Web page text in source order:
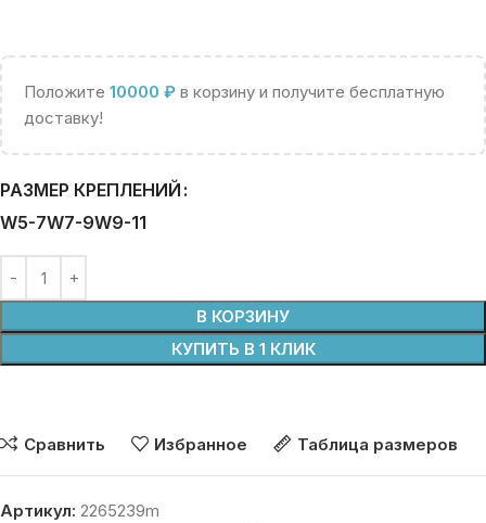
Положите 10000 ₽ в корзину и получите бесплатную
доставку!
РАЗМЕР КРЕПЛЕНИЙ
W5-7W7-9W9-11
В КОРЗИНУ
КУПИТЬ В 1 КЛИК
Сравнить Избранное Таблица размеров
Артикул: 2265239m